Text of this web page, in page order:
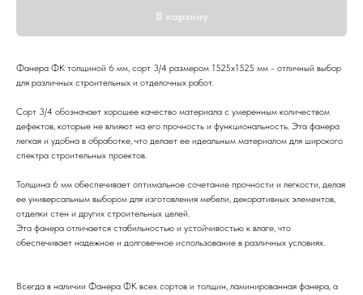
В корзину
Фанера ФК толщиной 6 мм, сорт 3/4 размером 1525х1525 мм - отличный выбор
для различных строительных и отделочных работ.
Сорт 3/4 обозначает хорошее качество материала с умеренным количеством
дефектов, которые не влияют на его прочность и функциональность. Эта фанера
легкая и удобна в обработке, что делает ее идеальным материалом для широкого
спектра строительных проектов.
Толщина 6 мм обеспечивает оптимальное сочетание прочности и легкости, делая
ее универсальным выбором для изготовления мебели, декоративных элементов,
отделки стен и других строительных целей.
Эта фанера отличается стабильностью и устойчивостью к влаге, что
обеспечивает надежное и долговечное использование в различных условиях.
Всегда в наличии Фанера ФК всех сортов и толщин, ламинированная фанера, а